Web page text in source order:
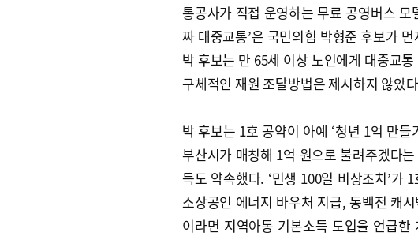
통공사가 직접 운영하는 무료 공영버스
짜 대중교통’은 국민의힘 박형준 후보가
박 후보는 만 65세 이상 노인에게 대중교
구체적인 재원 조달방법은 제시하지 않았
박 후보는 1호 공약이 아예 ‘청년 1억 만
부산시가 매칭해 1억 원으로 불려주겠다
득도 약속했다. ‘민생 100일 비상조치’가
소상공인 에너지 바우처 지급, 동백전 캐
이라면 지역아동 기본소득 도입을 언급